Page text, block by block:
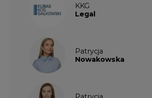
KKG
Legal
Patrycja
Nowakowska
Patrycja